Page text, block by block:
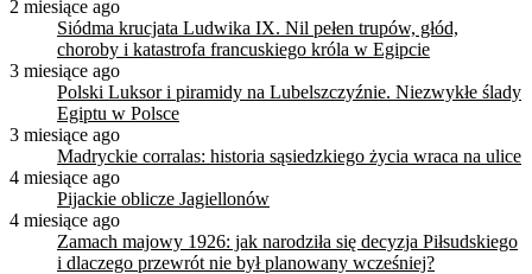
2 miesiące ago
Siódma krucjata Ludwika IX. Nil pełen trupów, głód,
choroby i katastrofa francuskiego króla w Egipcie
3 miesiące ago
Polski Luksor i piramidy na Lubelszczyźnie. Niezwykłe ślady
Egiptu w Polsce
3 miesiące ago
Madryckie corralas: historia sąsiedzkiego życia wraca na ulice
4 miesiące ago
Pijackie oblicze Jagiellonów
4 miesiące ago
Zamach majowy 1926: jak narodziła się decyzja Piłsudskiego
i dlaczego przewrót nie był planowany wcześniej?